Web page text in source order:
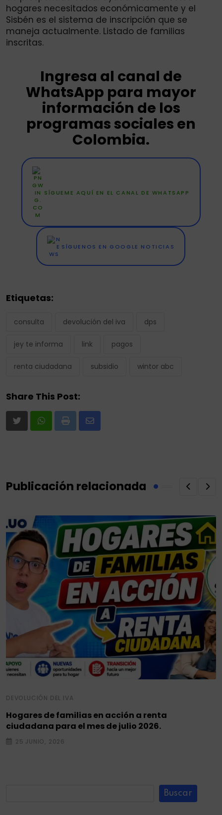
hogares necesitados económicamente y el
Sisbén es el sistema de inscripción que se
maneja actualmente. Listado de familias
inscritas.
Ingresa al canal de
WhatsApp para mayor
información de los
programas sociales en
Colombia.
SÍGUEME AQUÍ EN EL CANAL DE WHATSAPP
SÍGUENOS EN GOOGLE NOTICIAS
Etiquetas:
consulta devolución del iva dps
jey te informa link pagos
renta ciudadana subsidio wintor abc
Share This Post:
Print
Share
Publicación relacionada
DEVOLUCIÓN DEL IVA
Hogares de familias en acción a renta
ciudadana para el mes de julio 2026.
25 JUNIO, 2026
Buscar